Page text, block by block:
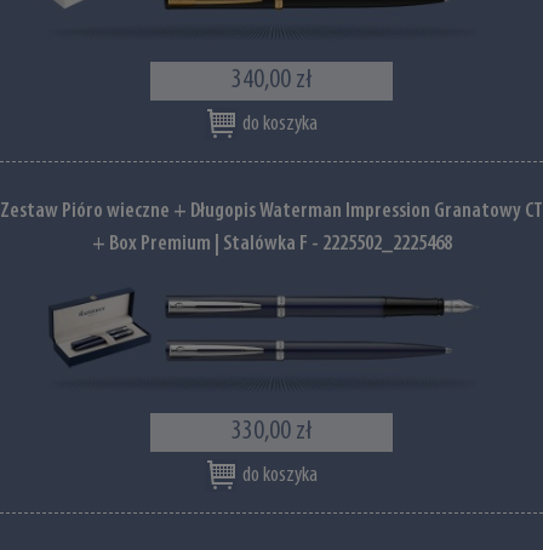
340,00 zł
do koszyka
Zestaw Pióro wieczne + Długopis Waterman Impression Granatowy CT
+ Box Premium | Stalówka F - 2225502_2225468
330,00 zł
do koszyka